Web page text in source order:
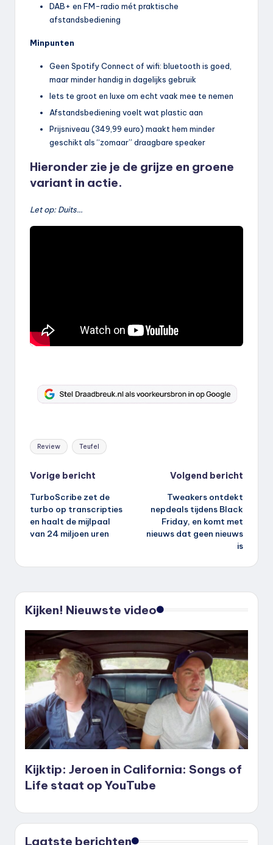
DAB+ en FM-radio mét praktische
afstandsbediening
Minpunten
Geen Spotify Connect of wifi: bluetooth is goed,
maar minder handig in dagelijks gebruik
Iets te groot en luxe om echt vaak mee te nemen
Afstandsbediening voelt wat plastic aan
Prijsniveau (349,99 euro) maakt hem minder
geschikt als “zomaar” draagbare speaker
Hieronder zie je de grijze en groene
variant in actie.
Let op: Duits…
Tags:
Review Teufel
Bericht
navigatie
Vorige bericht
TurboScribe zet de
turbo op transcripties
en haalt de mijlpaal
van 24 miljoen uren
Volgend bericht
Tweakers ontdekt
nepdeals tijdens Black
Friday, en komt met
nieuws dat geen nieuws
is
Kijken! Nieuwste video
Kijktip: Jeroen in California: Songs of
Life staat op YouTube
Laatste berichten